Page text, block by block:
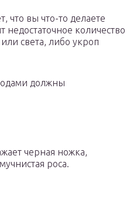
что вы что-то делаете
количество
света, либо укроп
должны
черная ножка,
роса.